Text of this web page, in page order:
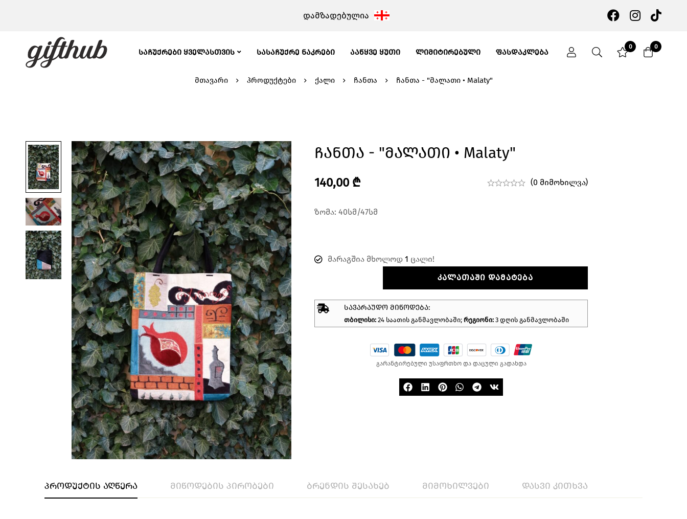
დამზადებულია
ᲡᲐᲩᲣᲥᲠᲔᲑᲘ ᲧᲕᲔᲚᲐᲡᲗᲕᲘᲡ ᲡᲐᲡᲐᲩᲣᲥᲠᲔ ᲜᲐᲙᲠᲔᲑᲘ ᲐᲐᲬᲧᲕᲔ ᲧᲣᲗᲘ ᲚᲘᲛᲘᲢᲘᲠᲔᲑᲣᲚᲘ ᲤᲐᲡᲓᲐᲙᲚᲔᲑᲐ
0 0
მთავარი პროდუქტები ქალი ჩანთა ჩანთა - "მალათი • Malaty"
Ჩანთა - "მალათი • Malaty"
140,00 ₾ (0 მიმოხილვა)
ზომა: 40სმ/47სმ
მარაგშია მხოლოდ 1 ცალი!
ᲙᲐᲚᲐᲗᲐᲨᲘ ᲓᲐᲛᲐᲢᲔᲑᲐ
ᲡᲐᲕᲐᲠᲐᲣᲓᲝ ᲛᲘᲬᲝᲓᲔᲑᲐ:
თბილისი: 24 საათის განმავლობაში; რეგიონი: 3 დღის განმავლობაში
გარანტირებული უსაფრთხო და დაცული გადახდა
პროდუქტის აღწერა მიწოდების პირობები ბრენდის შესახებ მიმოხილვები დასვი კითხვა